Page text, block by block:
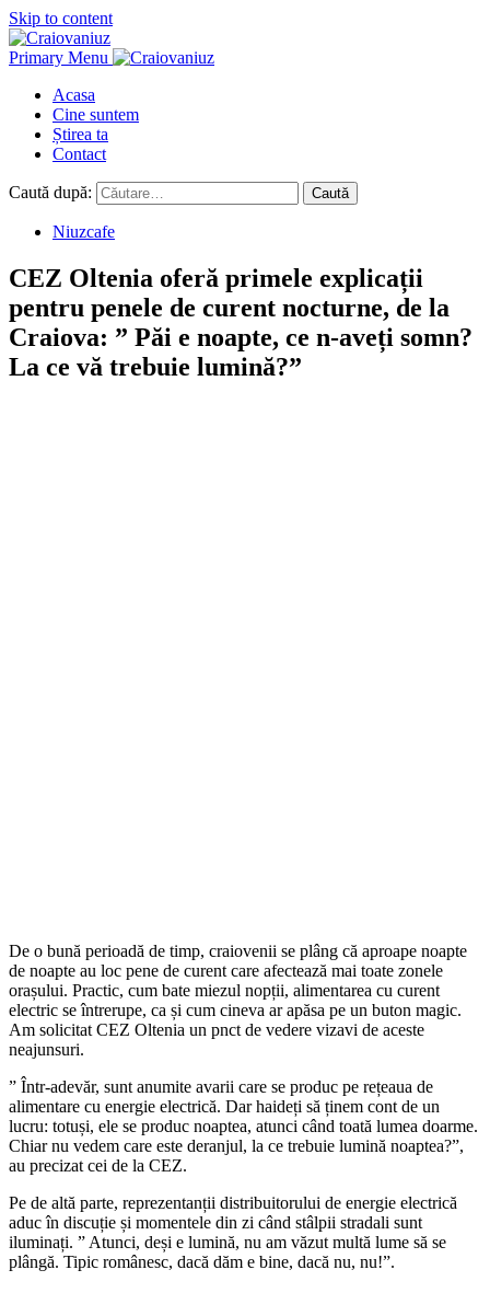
Skip to content
Primary Menu
Acasa
Cine suntem
Știrea ta
Contact
Caută după:
Niuzcafe
CEZ Oltenia oferă primele explicații
pentru penele de curent nocturne, de la
Craiova: ” Păi e noapte, ce n-aveți somn?
La ce vă trebuie lumină?”
De o bună perioadă de timp, craiovenii se plâng că aproape noapte
de noapte au loc pene de curent care afectează mai toate zonele
orașului. Practic, cum bate miezul nopții, alimentarea cu curent
electric se întrerupe, ca și cum cineva ar apăsa pe un buton magic.
Am solicitat CEZ Oltenia un pnct de vedere vizavi de aceste
neajunsuri.
” Într-adevăr, sunt anumite avarii care se produc pe rețeaua de
alimentare cu energie electrică. Dar haideți să ținem cont de un
lucru: totuși, ele se produc noaptea, atunci când toată lumea doarme.
Chiar nu vedem care este deranjul, la ce trebuie lumină noaptea?”,
au precizat cei de la CEZ.
Pe de altă parte, reprezentanții distribuitorului de energie electrică
aduc în discuție și momentele din zi când stâlpii stradali sunt
iluminați. ” Atunci, deși e lumină, nu am văzut multă lume să se
plângă. Tipic românesc, dacă dăm e bine, dacă nu, nu!”.